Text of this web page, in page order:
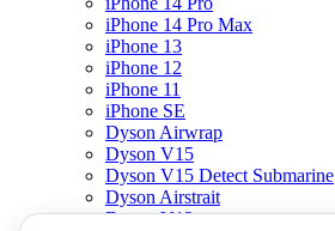
iPhone 14 Pro Max
iPhone 13
iPhone 12
iPhone 11
iPhone SE
Dyson Airwrap
Dyson V15
Dyson V15 Detect Submarine
Dyson Airstrait
Dyson V12